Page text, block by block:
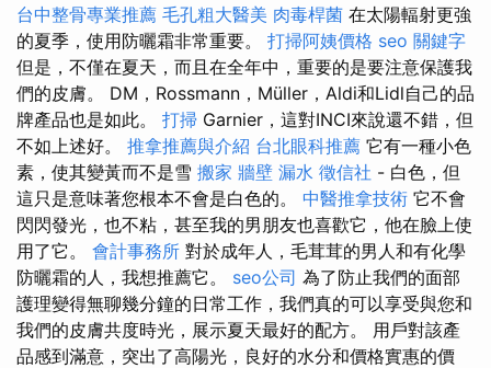
台中整骨專業推薦 毛孔粗大醫美 肉毒桿菌 在太陽輻射更強
的夏季，使用防曬霜非常重要。 打掃阿姨價格 seo 關鍵字
但是，不僅在夏天，而且在全年中，重要的是要注意保護我
們的皮膚。 DM，Rossmann，Müller，Aldi和Lidl自己的品
牌產品也是如此。 打掃 Garnier，這對INCI來說還不錯，但
不如上述好。 推拿推薦與介紹 台北眼科推薦 它有一種小色
素，使其變黃而不是雪 搬家 牆壁 漏水 徵信社 - 白色，但
這只是意味著您根本不會是白色的。 中醫推拿技術 它不會
閃閃發光，也不粘，甚至我的男朋友也喜歡它，他在臉上使
用了它。 會計事務所 對於成年人，毛茸茸的男人和有化學
防曬霜的人，我想推薦它。 seo公司 為了防止我們的面部
護理變得無聊幾分鐘的日常工作，我們真的可以享受與您和
我們的皮膚共度時光，展示夏天最好的配方。 用戶對該產
品感到滿意，突出了高陽光，良好的水分和價格實惠的價